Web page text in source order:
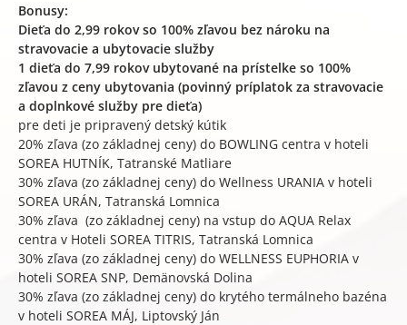
Bonusy:
Dieťa do 2,99 rokov so 100% zľavou bez nároku na
stravovacie a ubytovacie služby
1 dieťa do 7,99 rokov ubytované na prístelke so 100%
zľavou z ceny ubytovania (povinný príplatok za stravovacie
a doplnkové služby pre dieťa)
pre deti je pripravený detský kútik
20% zľava (zo základnej ceny) do BOWLING centra v hoteli
SOREA HUTNÍK, Tatranské Matliare
30% zľava (zo základnej ceny) do Wellness URANIA v hoteli
SOREA URÁN, Tatranská Lomnica
30% zľava (zo základnej ceny) na vstup do AQUA Relax
centra v Hoteli SOREA TITRIS, Tatranská Lomnica
30% zľava (zo základnej ceny) do WELLNESS EUPHORIA v
hoteli SOREA SNP, Demänovská Dolina
30% zľava (zo základnej ceny) do krytého termálneho bazéna
v hoteli SOREA MÁJ, Liptovský Ján